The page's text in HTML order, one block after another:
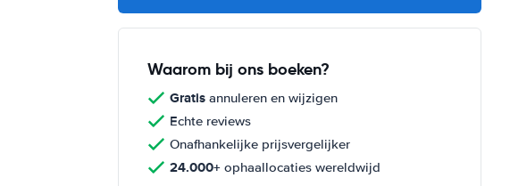
Waarom bij ons boeken?
Gratis annuleren en wijzigen
Echte reviews
Onafhankelijke prijsvergelijker
24.000+ ophaallocaties wereldwijd